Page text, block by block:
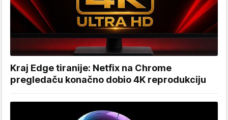
Kraj Edge tiranije: Netfix na Chrome
pregledaču konačno dobio 4K reprodukciju